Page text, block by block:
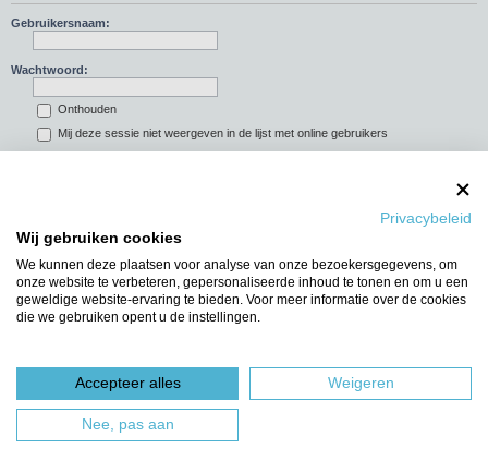
Gebruikersnaam:
Wachtwoord:
Onthouden
Mij deze sessie niet weergeven in de lijst met online gebruikers
Ga naar
Gebruikers op dit forum: Geen geregistreerde gebruikers en 5 gasten
Forumoverzicht Het team
Privacybeleid
Wij gebruiken cookies
We kunnen deze plaatsen voor analyse van onze bezoekersgegevens, om
onze website te verbeteren, gepersonaliseerde inhoud te tonen en om u een
geweldige website-ervaring te bieden. Voor meer informatie over de cookies
die we gebruiken opent u de instellingen.
Accepteer alles Weigeren
Nee, pas aan